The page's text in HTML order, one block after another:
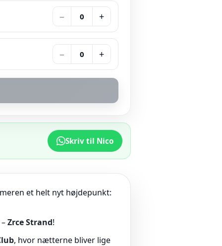
− 0 +
− 0 +
Skriv til Nico
et helt nyt højdepunkt:
Zrce Strand!
, hvor nætterne bliver lige